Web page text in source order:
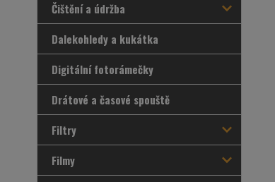
Čištění a údržba
Dalekohledy a kukátka
Digitální fotorámečky
Drátové a časové spouště
Filtry
Filmy